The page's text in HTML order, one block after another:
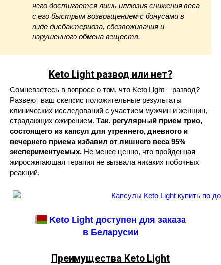
чего достигается лишь иллюзия снижения веса
с его быстрым возвращением с бонусами в
виде дисбактериоза, обезвоживания и
нарушенного обмена веществ.
Keto Light развод или нет?
Сомневаетесь в вопросе о том, что Keto Light – развод?
Развеют ваш скепсис положительные результаты
клинических исследований с участием мужчин и женщин,
страдающих ожирением. Так, регулярный прием трио,
состоящего из капсул для утреннего, дневного и
вечернего приема избавил от лишнего веса 95%
экспериментуемых. Не менее ценно, что пройденная
жиросжигающая терапия не вызвала никаких побочных
реакций.
Keto Light доступен для заказа
в Беларусии
Преимущества Keto Light